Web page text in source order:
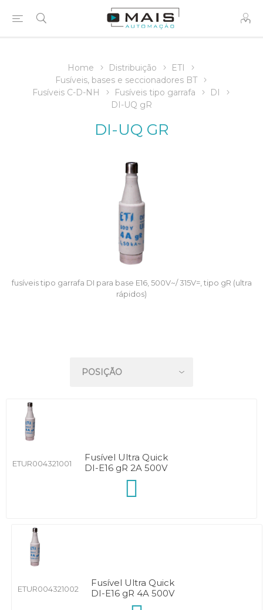
Home Distribuição
ETI
Fusíveis, bases e seccionadores BT
Fusíveis C-D-NH
Fusíveis tipo garrafa
DI
DI-UQ gR
DI-UQ GR
fusíveis tipo garrafa DI para base E16, 500V~/ 315V=, tipo gR (ultra
rápidos)
ETUR004321001
Fusível Ultra Quick
DI-E16 gR 2A 500V
ETUR004321002
Fusível Ultra Quick
DI-E16 gR 4A 500V